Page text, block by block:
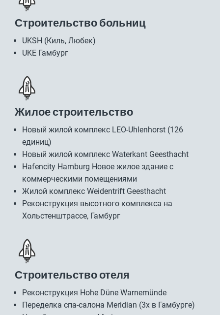
Строительство больниц
UKSH (Киль, Любек)
UKE Гамбург
Жилое строительство
Новый жилой комплекс LEO-Uhlenhorst (126
единиц)
Новый жилой комплекс Waterkant Geesthacht
Hafencity Hamburg Новое жилое здание с
коммерческими помещениями
Жилой комплекс Weidentrift Geesthacht
Реконструкция высотного комплекса на
Хольстенштрассе, Гамбург
Строительство отеля
Реконструкция Hohe Düne Warnemünde
Переделка спа-салона Meridian (3x в Гамбурге)